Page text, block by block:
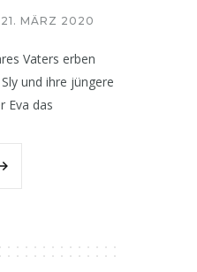
21. MÄRZ 2020
Vaters erben
und ihre jüngere
Eva das